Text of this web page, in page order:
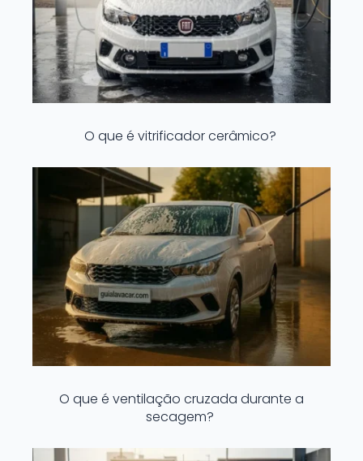
O que é vitrificador cerâmico?
O que é ventilação cruzada durante a
secagem?